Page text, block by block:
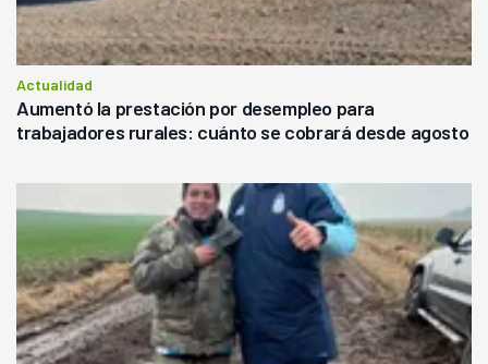
Actualidad
Aumentó la prestación por desempleo para
trabajadores rurales: cuánto se cobrará desde agosto